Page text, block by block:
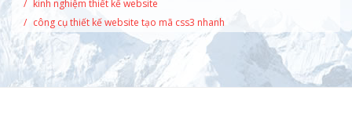
kinh nghiệm thiết kế website
công cụ thiết kế website tạo mã css3 nhanh